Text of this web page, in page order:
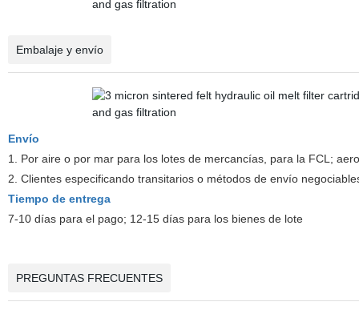
Embalaje y envío
Envío
1. Por aire o por mar para los lotes de mercancías, para la FCL;
2. Clientes especificando transitarios o métodos de envío
Tiempo de entrega
7-10 días para el pago; 12-15 días para los bienes de lote
PREGUNTAS FRECUENTES